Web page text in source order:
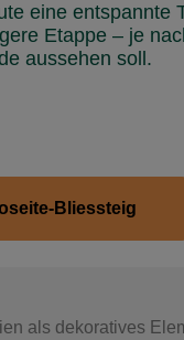
eine entspannte
Etappe – je
aussehen soll.
Bliessteig